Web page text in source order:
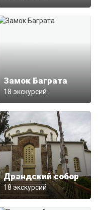
Замок Баграта
18 экскурсий
Драндский собор
18 экскурсий